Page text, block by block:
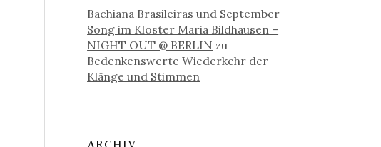
Bachiana Brasileiras und September
Song im Kloster Maria Bildhausen –
NIGHT OUT @ BERLIN zu
Bedenkenswerte Wiederkehr der
Klänge und Stimmen